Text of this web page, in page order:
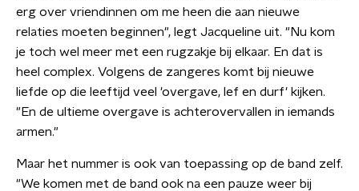
erg over vriendinnen om me heen die aan nieuwe
relaties moeten beginnen", legt Jacqueline uit. "Nu kom
je toch wel meer met een rugzakje bij elkaar. En dat is
heel complex. Volgens de zangeres komt bij nieuwe
liefde op die leeftijd veel 'overgave, lef en durf' kijken.
"En de ultieme overgave is achterovervallen in iemands
armen."
Maar het nummer is ook van toepassing op de band zelf.
"We komen met de band ook na een pauze weer bij